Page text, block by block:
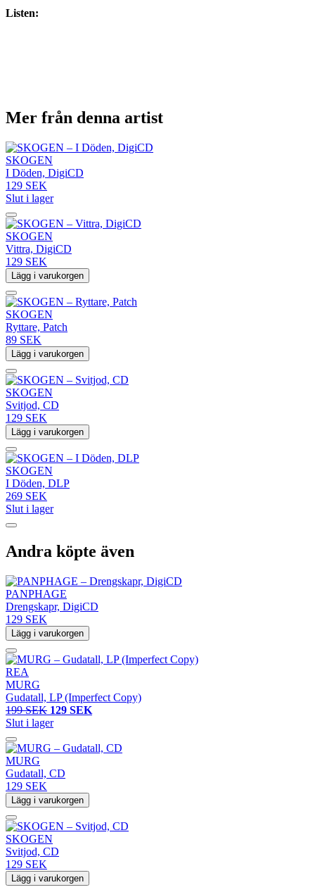
Listen:
Mer från denna artist
SKOGEN
I Döden, DigiCD
129 SEK
Slut i lager
SKOGEN
Vittra, DigiCD
129 SEK
Lägg i varukorgen
SKOGEN
Ryttare, Patch
89 SEK
Lägg i varukorgen
SKOGEN
Svitjod, CD
129 SEK
Lägg i varukorgen
SKOGEN
I Döden, DLP
269 SEK
Slut i lager
Andra köpte även
PANPHAGE
Drengskapr, DigiCD
129 SEK
Lägg i varukorgen
REA
MURG
Gudatall, LP (Imperfect Copy)
199 SEK 129 SEK
Slut i lager
MURG
Gudatall, CD
129 SEK
Lägg i varukorgen
SKOGEN
Svitjod, CD
129 SEK
Lägg i varukorgen